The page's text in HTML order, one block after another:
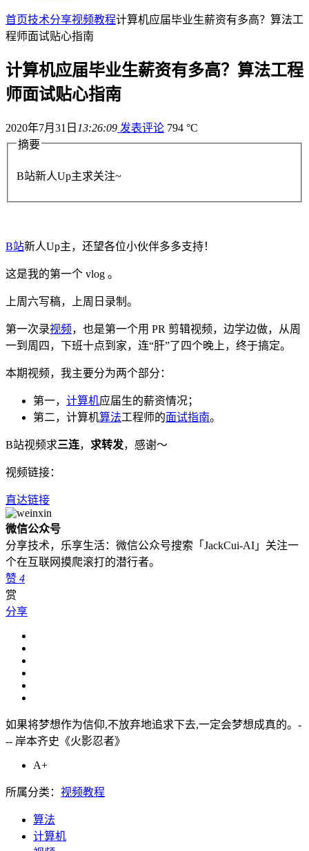
首页技术分享视频教程计算机应届毕业生薪资有多高？算法工
程师面试贴心指南
计算机应届毕业生薪资有多高？算法工程
师面试贴心指南
2020年7月31日 13:26:09 发表评论 794 °C
摘要
B站新人Up主求关注~
B站新人Up主，还望各位小伙伴多多支持！
这是我的第一个 vlog 。
上周六写稿，上周日录制。
第一次录视频，也是第一个用 PR 剪辑视频，边学边做，从周
一到周四，下班十点到家，连“肝”了四个晚上，终于搞定。
本期视频，我主要分为两个部分：
第一， 计算机应届生的薪资情况；
第二，计算机算法工程师的面试指南。
B站视频求三连， 求转发，感谢～
视频链接：
直达链接
微信公众号
分享技术，乐享生活：微信公众号搜索「JackCui-AI」关注一
个在互联网摸爬滚打的潜行者。
赞 4
赏
分享
如果将梦想作为信仰,不放弃地追求下去,一定会梦想成真的。-
-- 岸本齐史《火影忍者》
A+
所属分类： 视频教程
算法
计算机